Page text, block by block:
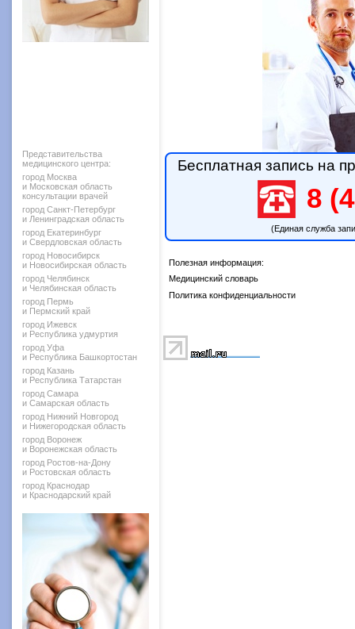
Представительства
медицинского центра:
город Москва
и Московская область
консультации врачей
город Санкт-Петербург
и Ленинградская область
город Екатеринбург
и Свердловская область
город Новосибирск
и Новосибирская область
город Челябинск
и Челябинская область
город Пермь
и Пермский край
город Ижевск
и Республика удмуртия
город Уфа
и Республика Башкортостан
город Казань
и Республика Татарстан
город Самара
и Самарская область
город Нижний Новгород
и Нижегородская область
город Воронеж
и Воронежская область
город Ростов-на-Дону
и Ростовская область
город Краснодар
и Краснодарский край
Бесплатная запись на
8
(Единая служба
Полезная информация:
Медицинский словарь
Политика конфиденциальности